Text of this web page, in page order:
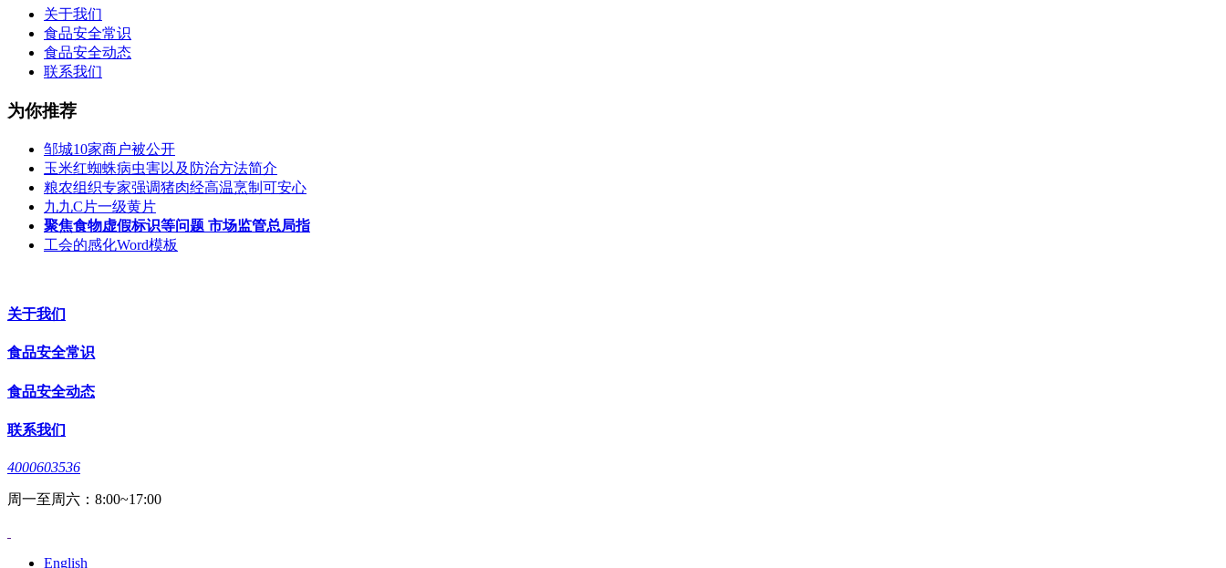
关于我们
食品安全常识
食品安全动态
联系我们
为你推荐
邹城10家商户被公开
玉米红蜘蛛病虫害以及防治方法简介
粮农组织专家强调猪肉经高温烹制可安心
九九C片一级黄片
聚焦食物虚假标识等问题 市场监管总局指
工会的感化Word模板
关于我们
食品安全常识
食品安全动态
联系我们
4000603536
周一至周六：8:00~17:00
English